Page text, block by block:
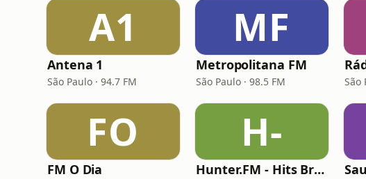
A1
Antena 1
São Paulo · 94.7 FM
MF
Metropolitana FM
São Paulo · 98.5 FM São
FO
FM O Dia
H-
Hunter.FM - Hits Brasil